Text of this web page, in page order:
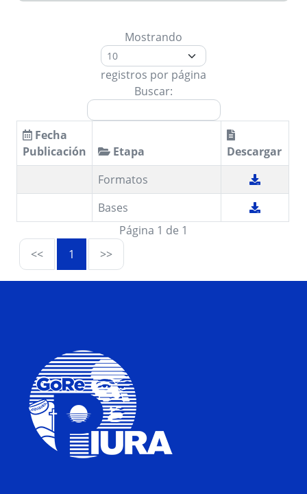
Mostrando
registros por página
Buscar:
Fecha
Publicación
Etapa
Descargar
Formatos
Bases
Página 1 de 1
<<
1 >>